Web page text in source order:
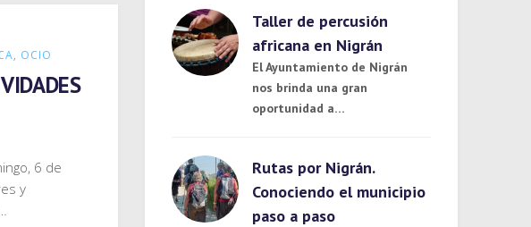
, OCIO
6 de
y
Taller de percusión
africana en Nigrán
El Ayuntamiento de Nigrán
nos brinda una gran
oportunidad a…
Rutas por Nigrán.
Conociendo el municipio
paso a paso